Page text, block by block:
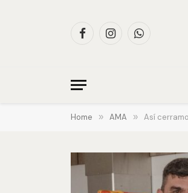
FacebookInstagramWhatsApp
Home » AMA » Así